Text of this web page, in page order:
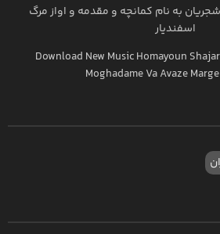
به نام کمانچه و مقدمه و اواز مرگ
اسفندیار
Download New MusicHomayoun
Moghadame Va Avaze